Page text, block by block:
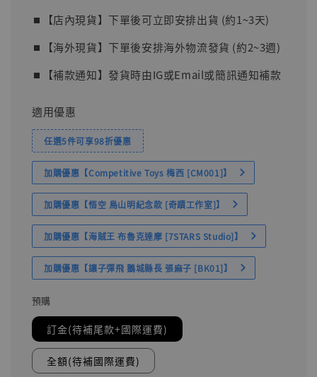
⏹︎【店內現貨】下單後可立即安排出貨 (約1~3天)
⏹︎【海外現貨】下單後安排海外物流發貨 (約2~3週)
⏹︎【補款通知】發貨時由IG或Email或簡訊通知補款
適用優惠
任選5件可享98折優惠
加購優惠【Competitive Toys 梅西 [CM001]】
加購優惠【悟空 鳥山明紀念款 [奇蹟工作室]】
加購優惠【海賊王 布魯克達摩 [7STARS Studio]】
加購優惠【讓子彈飛 鵝城縣長 張麻子 [BK01]】
預購
訂金(待補尾款+國際運費)
全額(待補國際運費)